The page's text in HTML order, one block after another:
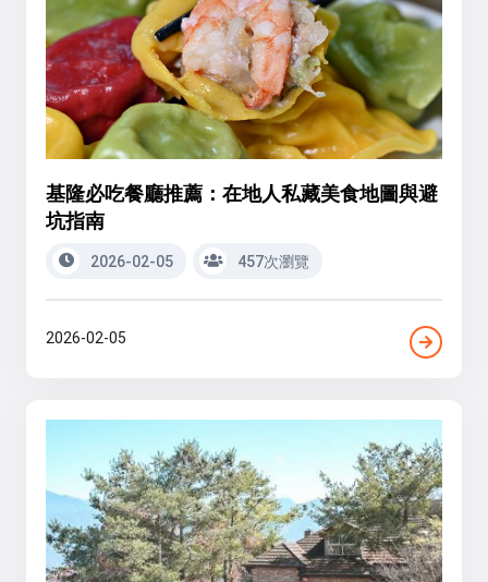
基隆必吃餐廳推薦：在地人私藏美食地圖與避
坑指南
2026-02-05 457次瀏覽
2026-02-05